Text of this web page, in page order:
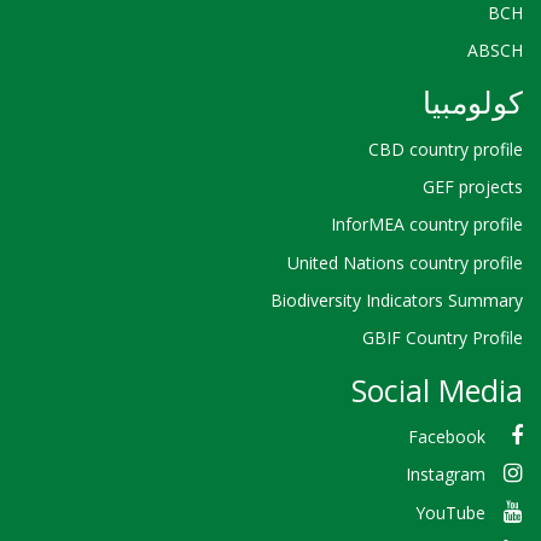
BCH
ABSCH
كولومبيا
CBD country profile
GEF projects
InforMEA country profile
United Nations country profile
Biodiversity Indicators Summary
GBIF Country Profile
Social Media
Facebook
Instagram
YouTube